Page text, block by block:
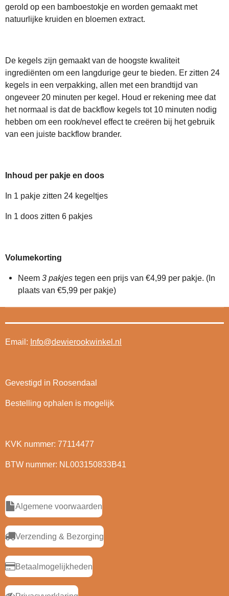
gerold op een bamboestokje en worden gemaakt met
natuurlijke kruiden en bloemen extract.
De kegels zijn gemaakt van de hoogste kwaliteit
ingrediënten om een langdurige geur te bieden. Er zitten 24
kegels in een verpakking, allen met een brandtijd van
ongeveer 20 minuten per kegel. Houd er rekening mee dat
het normaal is dat de backflow kegels tot 10 minuten nodig
hebben om een rook/nevel effect te creëren bij het gebruik
van een juiste backflow brander.
Inhoud per pakje en doos
In 1 pakje zitten 24 kegeltjes
In 1 doos zitten 6 pakjes
Volumekorting
Neem 3 pakjestegen een prijs van €4,99 per pakje. (In
plaats van €5,99 per pakje)
Email: Info@dewierookwinkel.nl
Gevestigd in Roosendaal
Bestelling ophalen is mogelijk
KVK nummer: 77114477
BTW nummer: NL003150833B41
Algemene voorwaarden
Verzending & Bezorging
Betaalmogelijkheden